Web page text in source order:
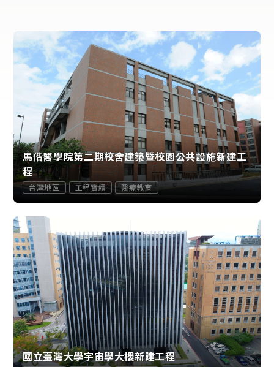
馬偕醫學院第二期校舍建築暨校園公共設施新建工
程
台灣地區 工程實績 醫療教育
國立臺灣大學宇宙學大樓新建工程